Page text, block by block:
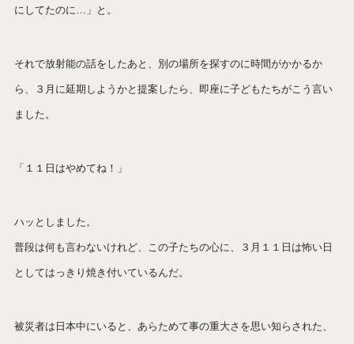
にしてたのに…」と。
それで放射能の話をしたあと、別の場所を探すのに時間がかかるか
ら、３月に延期しようかと提案したら、即座に子どもたちがこう言い
ました。
「１１日はやめてね！」
ハッとしました。
普段は何も言わないけれど、この子たちの心に、３月１１日は怖い日
としてはっきり焼き付いているんだ。
被災者は日本中にいると、あらためて事の重大さを思い知らされた、